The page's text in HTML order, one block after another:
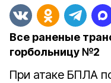
Все раненые
горбольницу №2
При атаке БПЛА